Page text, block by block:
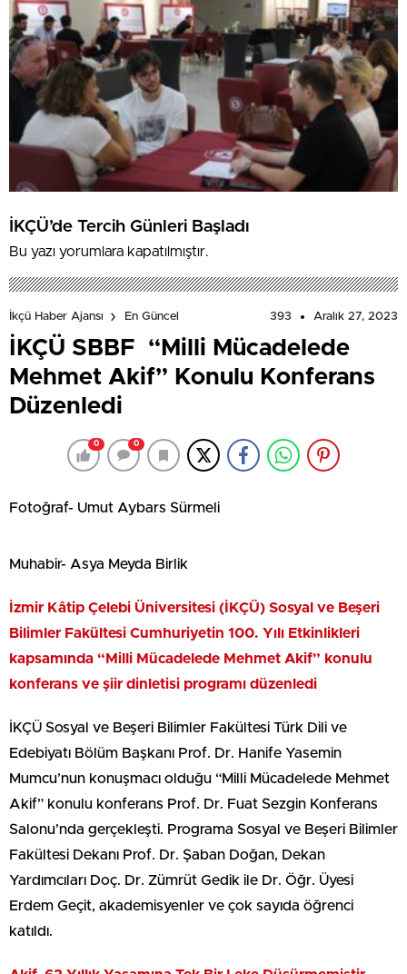
İKÇÜ’de Tercih Günleri Başladı
Bu yazı yorumlara kapatılmıştır.
İkçü Haber Ajansı En Güncel 393 Aralık 27, 2023
İKÇÜ SBBF “Milli Mücadelede
Mehmet Akif” Konulu Konferans
Düzenledi
0 0
Fotoğraf- Umut Aybars Sürmeli
Muhabir- Asya Meyda Birlik
İzmir Kâtip Çelebi Üniversitesi (İKÇÜ) Sosyal ve Beşeri
Bilimler Fakültesi Cumhuriyetin 100. Yılı Etkinlikleri
kapsamında “Milli Mücadelede Mehmet Akif” konulu
konferans ve şiir dinletisi programı düzenledi
İKÇÜ Sosyal ve Beşeri Bilimler Fakültesi Türk Dili ve
Edebiyatı Bölüm Başkanı Prof. Dr. Hanife Yasemin
Mumcu’nun konuşmacı olduğu “Milli Mücadelede Mehmet
Akif” konulu konferans Prof. Dr. Fuat Sezgin Konferans
Salonu’nda gerçekleşti. Programa Sosyal ve Beşeri Bilimler
Fakültesi Dekanı Prof. Dr. Şaban Doğan, Dekan
Yardımcıları Doç. Dr. Zümrüt Gedik ile Dr. Öğr. Üyesi
Erdem Geçit, akademisyenler ve çok sayıda öğrenci
katıldı.